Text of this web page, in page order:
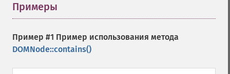
Примеры
Пример #1 Пример использования метода
DOMNode::contains()